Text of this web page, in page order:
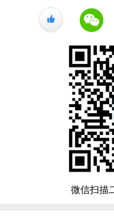
+1
微信扫描